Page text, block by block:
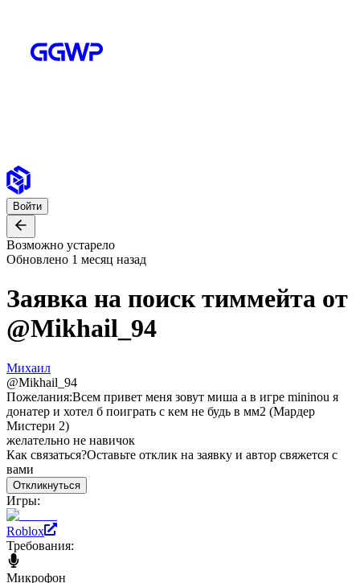
Войти
Возможно устарело
Обновлено 1 месяц назад
Заявка на поиск тиммейта от
@Mikhail_94
Михаил
@Mikhail_94
Пожелания:Всем привет меня зовут миша а в игре mininou я
донатер и хотел б поиграть с кем не будь в мм2 (Мардер
Мистери 2)
желательно не навичок
Как связаться?Оставьте отклик на заявку и автор свяжется с
вами
Откликнуться
Игры:
Roblox
Требования:
Микрофон